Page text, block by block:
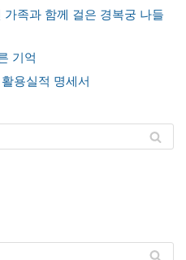
가족과 함께 걸은 경복궁 나들
기억
용실적 명세서